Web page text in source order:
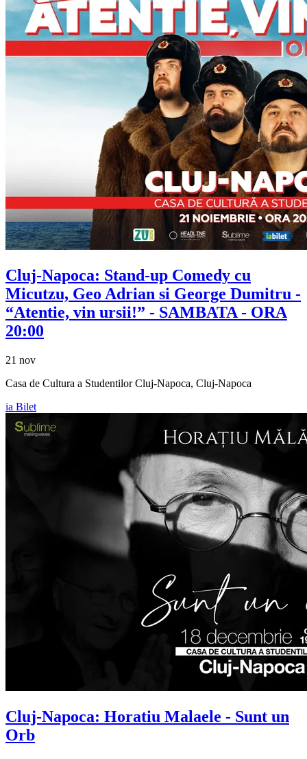
Cluj-Napoca: Stand-up Comedy cu
Micutzu, Geo Adrian si George Dumitru -
“Atentie, vin ursii!” - SAMBATA - ORA
20:00
21 nov
Casa de Cultura a Studentilor Cluj-Napoca, Cluj-Napoca
ia Bilet
Cluj-Napoca: Horatiu Malaele - Sunt un
Orb